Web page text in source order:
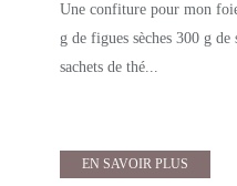
Une confiture pour mon
g de figues sèches 300 g de
sachets de thé...
EN SAVOIR PLUS